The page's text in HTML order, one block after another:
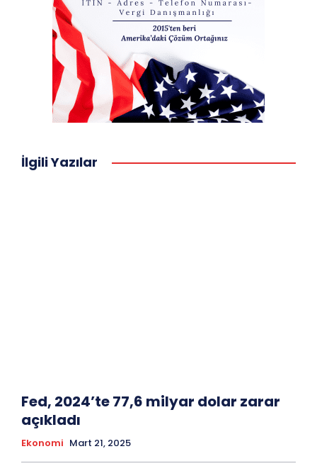
İlgili Yazılar
Fed, 2024’te 77,6 milyar dolar zarar
açıkladı
Ekonomi Mart 21, 2025